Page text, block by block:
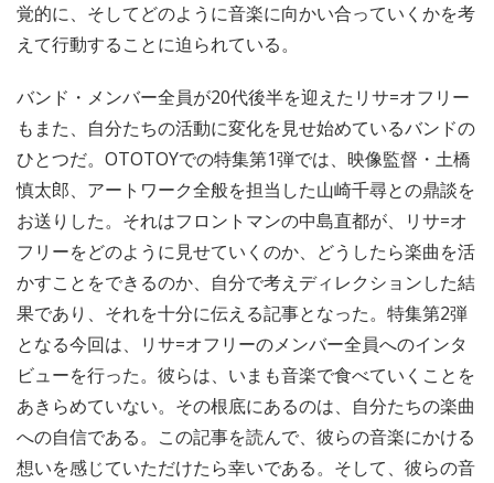
覚的に、そしてどのように音楽に向かい合っていくかを考
えて行動することに迫られている。
バンド・メンバー全員が20代後半を迎えたリサ=オフリー
もまた、自分たちの活動に変化を見せ始めているバンドの
ひとつだ。OTOTOYでの特集第1弾では、映像監督・土橋
慎太郎、アートワーク全般を担当した山崎千尋との鼎談を
お送りした。それはフロントマンの中島直都が、リサ=オ
フリーをどのように見せていくのか、どうしたら楽曲を活
かすことをできるのか、自分で考えディレクションした結
果であり、それを十分に伝える記事となった。特集第2弾
となる今回は、リサ=オフリーのメンバー全員へのインタ
ビューを行った。彼らは、いまも音楽で食べていくことを
あきらめていない。その根底にあるのは、自分たちの楽曲
への自信である。この記事を読んで、彼らの音楽にかける
想いを感じていただけたら幸いである。そして、彼らの音